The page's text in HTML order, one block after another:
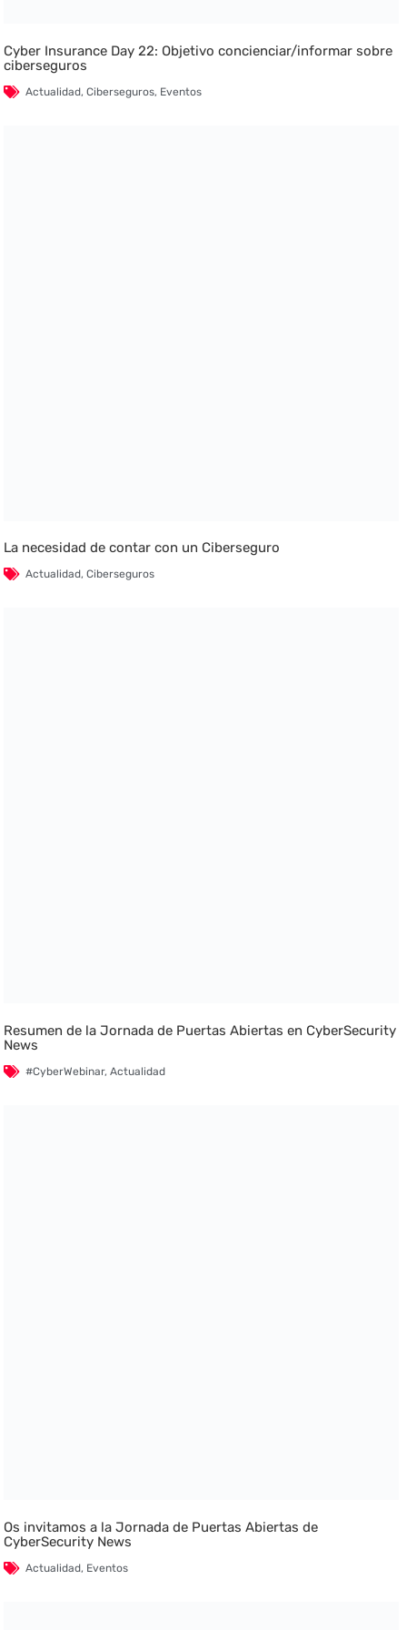
Cyber Insurance Day 22: Objetivo concienciar/informar sobre
ciberseguros
Actualidad,Ciberseguros, Eventos
La necesidad de contar con un Ciberseguro
Actualidad,Ciberseguros
Resumen de la Jornada de Puertas Abiertas en CyberSecurity
News
#CyberWebinar,Actualidad
Os invitamos a la Jornada de Puertas Abiertas de
CyberSecurity News
Actualidad, Eventos